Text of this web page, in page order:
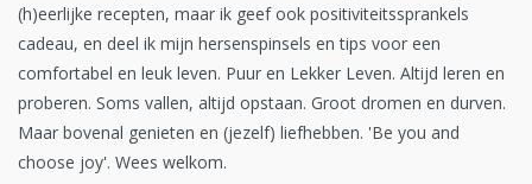
(h)eerlijke recepten, maar ik geef ook positiviteitssprankels
cadeau, en deel ik mijn hersenspinsels en tips voor een
comfortabel en leuk leven. Puur en Lekker Leven. Altijd leren en
proberen. Soms vallen, altijd opstaan. Groot dromen en durven.
Maar bovenal genieten en (jezelf) liefhebben. 'Be you and
choose joy'. Wees welkom.